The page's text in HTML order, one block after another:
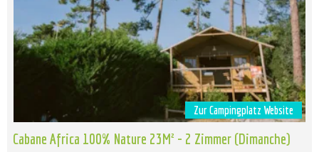
Zur Campingplatz Website
Cabane Africa 100% Nature 23M² - 2 Zimmer (Dimanche)